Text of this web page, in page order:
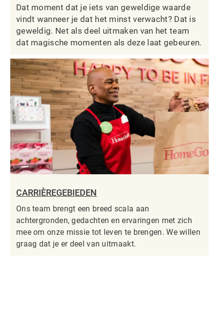
Dat moment dat je iets van geweldige waarde
vindt wanneer je dat het minst verwacht? Dat is
geweldig. Net als deel uitmaken van het team
dat magische momenten als deze laat gebeuren.
CARRIÈREGEBIEDEN
Ons team brengt een breed scala aan
achtergronden, gedachten en ervaringen met zich
mee om onze missie tot leven te brengen. We willen
graag dat je er deel van uitmaakt.